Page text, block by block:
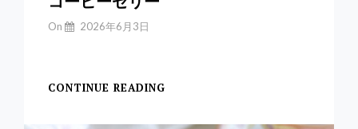
By
On 2026年6月3日
CONTINUE READING
ヒ